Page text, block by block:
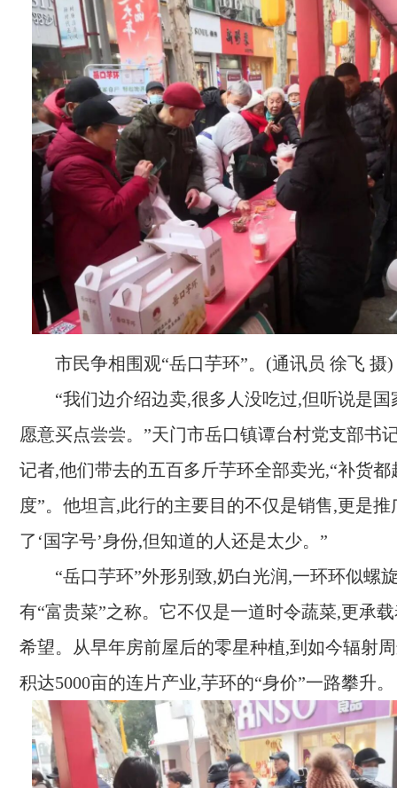
市民争相围观“岳口芋环”。(通讯员 徐飞 摄)
“我们边介绍边卖,很多人没吃过,但听说是
愿意买点尝尝。”天门市岳口镇谭台村党支部书
记者,他们带去的五百多斤芋环全部卖光,“补货
度”。他坦言,此行的主要目的不仅是销售,更是
了‘国字号’身份,但知道的人还是太少。”
“岳口芋环”外形别致,奶白光润,一环环似螺
有“富贵菜”之称。它不仅是一道时令蔬菜,更承
希望。从早年房前屋后的零星种植,到如今辐射
积达5000亩的连片产业,芋环的“身价”一路攀升。